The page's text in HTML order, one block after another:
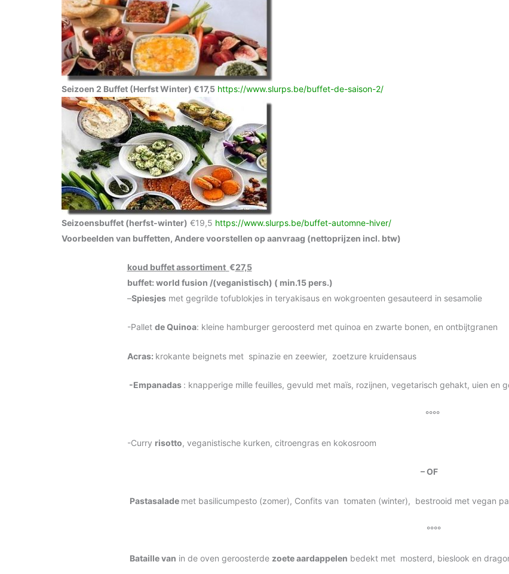
Seizoen 2 Buffet (Herfst Winter) €17,5 https://www.slurps.be/buffet-de-saison-2/
Seizoensbuffet (herfst-winter) €19,5 https://www.slurps.be/buffet-automne-hiver/
Voorbeelden van buffetten, Andere voorstellen op aanvraag (nettoprijzen incl. btw)
koud buffetassortiment €27,5
buffet: world fusion /(veganistisch) ( min.15 pers.)
–Spiesjesmet gegrilde tofublokjes in teryakisaus en wokgroenten gesauteerd in sesamolie
-Pallet de Quinoa: kleine hamburger geroosterd met quinoa en zwarte bonen, en ontbijtgranen
Acras: krokante beignets met spinazie en zeewier, zoetzure kruidensaus
-Empanadas : knapperige mille feuilles, gevuld met maïs, rozijnen, vegetarisch gehakt, uien en
°°°°
-Curry risotto, veganistische kurken, citroengras en kokosroom
– OF
Pastasalade met basilicumpesto (zomer), Confits van tomaten (winter), bestrooid met vegan
°°°°
Bataille van in de oven geroosterde zoete aardappelen bedekt met mosterd, bieslook en